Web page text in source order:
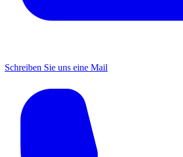
Schreiben Sie uns eine Mail